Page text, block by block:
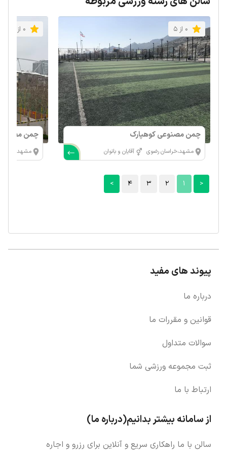
0 از 5
چمن مصنوعی کوهپارک
مشهد،خراسان رضوی آقایان و بانوان
0 از 5
3 بزرگ
<
1
2
3
4
>
پیوند های مفید
درباره ما
قوانین و مقررات ما
سوالات متداول
ثبت مجموعه ورزشی شما
ارتباط با ما
از سامانه بیشتر بدانیم(درباره ما)
سالن با ما راهکاری سریع و آنلاین برای رزرو و اجاره